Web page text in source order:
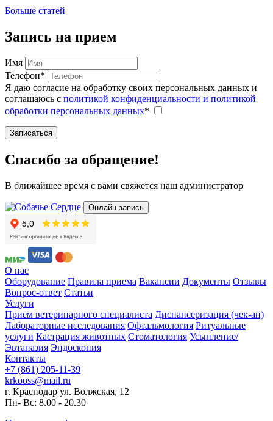
Больше статей
Запись на прием
Имя
Телефон*
Я даю согласие на обработку своих персональных данных и
соглашаюсь с политикой конфиденциальности и политикой
обработки персональных данных*
Записаться
Спасибо за обращение!
В ближайшее время с вами свяжется наш администратор
Онлайн-запись
О нас
Оборудование Правила приема Вакансии Документы Отзывы
Вопрос-ответ Статьи
Услуги
Прием ветеринарного специалиста Диспансеризация (чек-ап)
Лабораторные исследования Офтальмология Ритуальные
услуги Кастрация животных Стоматология Усыпление/
Эвтаназия Эндоскопия
Контакты
+7 (861) 205-11-39
krkooss@mail.ru
г. Краснодар ул. Волжская, 12
Пн- Вс: 8.00 - 20.30